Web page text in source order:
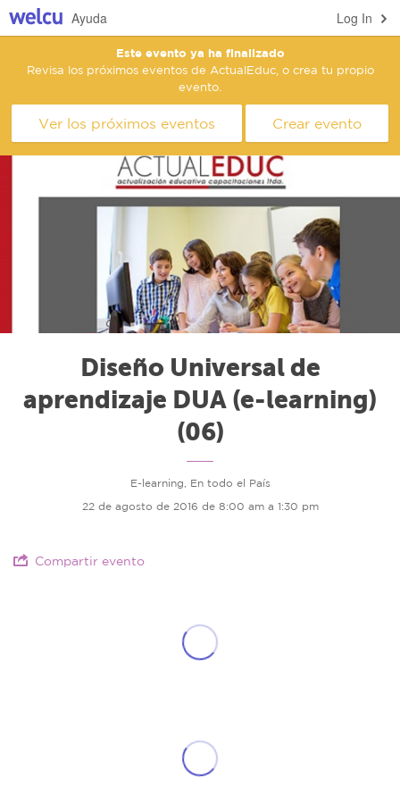
Log In
Ayuda
Este evento ya ha finalizado
Revisa los próximos eventos de ActualEduc, o crea tu propio
evento.
Ver los próximos eventos Crear evento
Diseño Universal de
aprendizaje DUA (e-learning)
(06)
E-learning, En todo el País
22 de agosto de 2016 de 8:00 am a 1:30 pm
Compartir evento